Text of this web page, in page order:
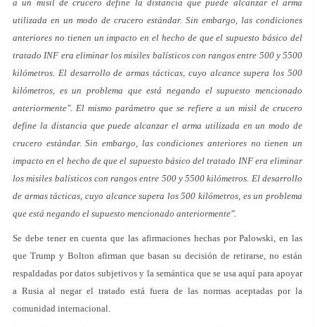
a un misil de crucero define la distancia que puede alcanzar el arma
utilizada en un modo de crucero estándar. Sin embargo, las condiciones
anteriores no tienen un impacto en el hecho de que el supuesto básico del
tratado INF era eliminar los misiles balísticos con rangos entre 500 y 5500
kilómetros. El desarrollo de armas tácticas, cuyo alcance supera los 500
kilómetros, es un problema que está negando el supuesto mencionado
anteriormente". El mismo parámetro que se refiere a un misil de crucero
define la distancia que puede alcanzar el arma utilizada en un modo de
crucero estándar. Sin embargo, las condiciones anteriores no tienen un
impacto en el hecho de que el supuesto básico del tratado INF era eliminar
los misiles balísticos con rangos entre 500 y 5500 kilómetros. El desarrollo
de armas tácticas, cuyo alcance supera los 500 kilómetros, es un problema
que está negando el supuesto mencionado anteriormente".
Se debe tener en cuenta que las afirmaciones hechas por Palowski, en las
que Trump y Bolton afirman que basan su decisión de retirarse, no están
respaldadas por datos subjetivos y la semántica que se usa aquí para apoyar
a Rusia al negar el tratado está fuera de las normas aceptadas por la
comunidad internacional.